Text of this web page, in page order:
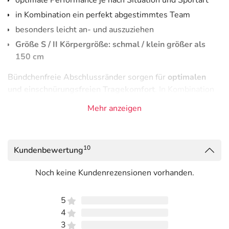
in Kombination ein perfekt abgestimmtes Team
besonders leicht an- und auszuziehen
Größe S / II Körpergröße: schmal / klein größer als
150 cm
Bündchenfreie Abschlussränder sorgen für optimalen
Socks bzw. Pronation Control-Socks ein unschlagbares
Kompressionsdruck verzichten wollen, aber aufgrund der
Konstitution etc. mehr Flexibilität und Freiheit
benötigen. Schnellere und kürzere Wechselzeiten,
einfacheres Anziehen und mehr Tragekomfort sorgen für
Mehr anzeigen
Kundenbewertung10
Noch keine Kundenrezensionen vorhanden.
5
4
3